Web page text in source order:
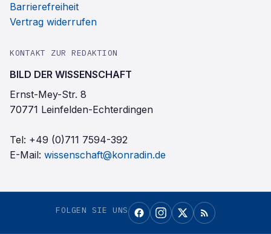
Barrierefreiheit
Vertrag widerrufen
KONTAKT ZUR REDAKTION
BILD DER WISSENSCHAFT
Ernst-Mey-Str. 8
70771 Leinfelden-Echterdingen
Tel: +49 (0)711 7594-392
E-Mail: wissenschaft@konradin.de
FOLGEN SIE UNS